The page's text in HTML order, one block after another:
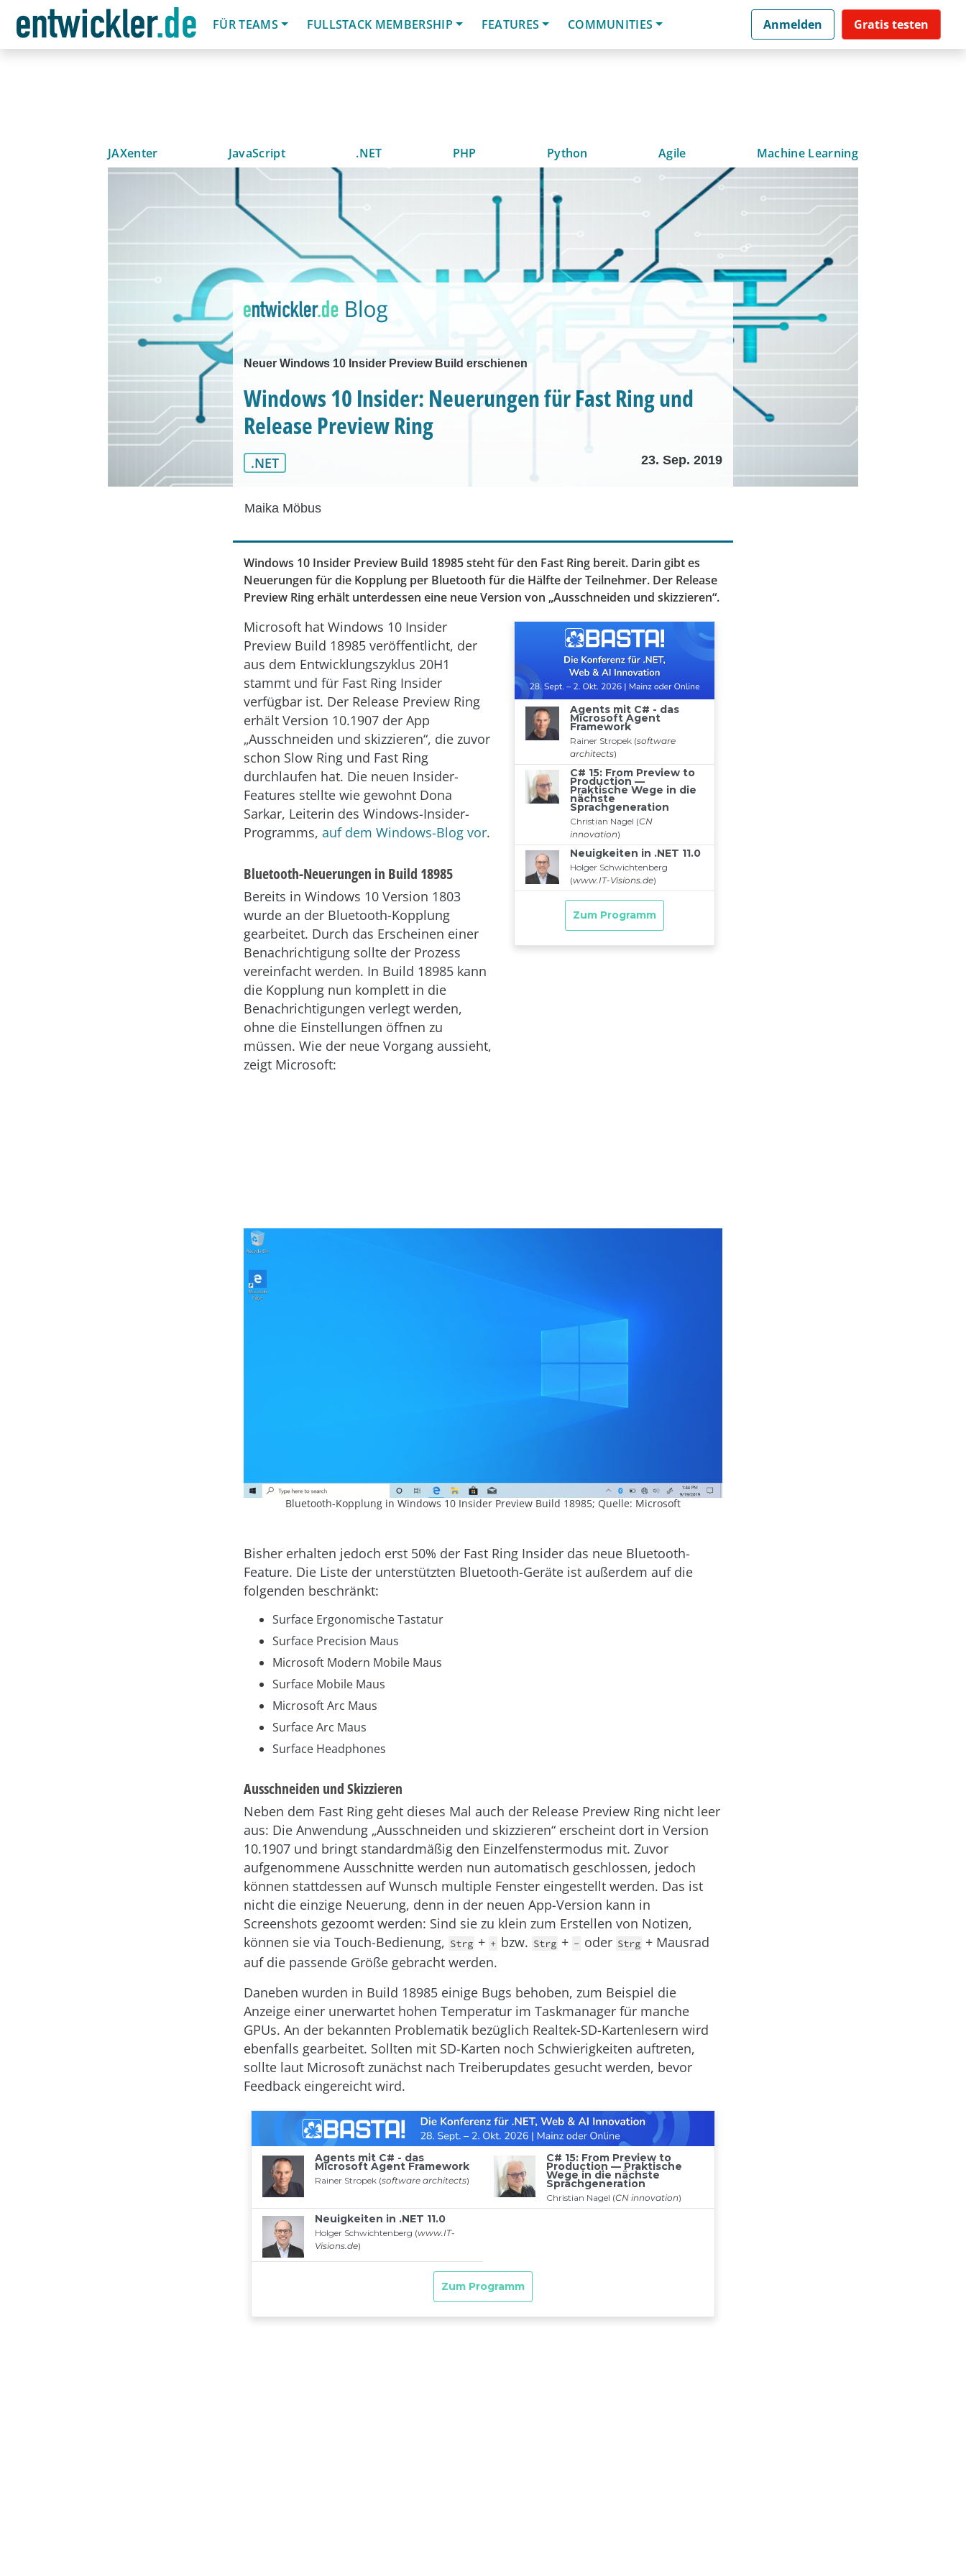
FÜR TEAMS
FULLSTACK MEMBERSHIP FEATURES COMMUNITIES Anmelden Gratis testen
JAXenter JavaScript .NET PHP Python Agile Machine Learning
Neuer Windows 10 Insider Preview Build erschienen
Windows 10 Insider: Neuerungen für Fast Ring und
Release Preview Ring
.NET 23. Sep. 2019
Maika Möbus
Windows 10 Insider Preview Build 18985 steht für den Fast Ring bereit. Darin gibt es
Neuerungen für die Kopplung per Bluetooth für die Hälfte der Teilnehmer. Der Release
Preview Ring erhält unterdessen eine neue Version von „Ausschneiden und skizzieren“.
Microsoft hat Windows 10 Insider
Preview Build 18985 veröffentlicht, der
aus dem Entwicklungszyklus 20H1
stammt und für Fast Ring Insider
verfügbar ist. Der Release Preview Ring
erhält Version 10.1907 der App
„Ausschneiden und skizzieren“, die zuvor
schon Slow Ring und Fast Ring
durchlaufen hat. Die neuen Insider-
Features stellte wie gewohnt Dona
Sarkar, Leiterin des Windows-Insider-
Programms, auf dem Windows-Blog vor.
Bluetooth-Neuerungen in Build 18985
Bereits in Windows 10 Version 1803
wurde an der Bluetooth-Kopplung
gearbeitet. Durch das Erscheinen einer
Benachrichtigung sollte der Prozess
vereinfacht werden. In Build 18985 kann
die Kopplung nun komplett in die
Benachrichtigungen verlegt werden,
ohne die Einstellungen öffnen zu
müssen. Wie der neue Vorgang aussieht,
zeigt Microsoft:
Bluetooth-Kopplung in Windows 10 Insider Preview Build 18985; Quelle: Microsoft
Bisher erhalten jedoch erst 50% der Fast Ring Insider das neue Bluetooth-
Feature. Die Liste der unterstützten Bluetooth-Geräte ist außerdem auf die
folgenden beschränkt:
Surface Ergonomische Tastatur
Surface Precision Maus
Microsoft Modern Mobile Maus
Surface Mobile Maus
Microsoft Arc Maus
Surface Arc Maus
Surface Headphones
Ausschneiden und Skizzieren
Neben dem Fast Ring geht dieses Mal auch der Release Preview Ring nicht leer
aus: Die Anwendung „Ausschneiden und skizzieren“ erscheint dort in Version
10.1907 und bringt standardmäßig den Einzelfenstermodus mit. Zuvor
aufgenommene Ausschnitte werden nun automatisch geschlossen, jedoch
können stattdessen auf Wunsch multiple Fenster eingestellt werden. Das ist
nicht die einzige Neuerung, denn in der neuen App-Version kann in
Screenshots gezoomt werden: Sind sie zu klein zum Erstellen von Notizen,
können sie via Touch-Bedienung, Strg + + bzw. Strg + - oder Strg + Mausrad
auf die passende Größe gebracht werden.
Daneben wurden in Build 18985 einige Bugs behoben, zum Beispiel die
Anzeige einer unerwartet hohen Temperatur im Taskmanager für manche
GPUs. An der bekannten Problematik bezüglich Realtek-SD-Kartenlesern wird
ebenfalls gearbeitet. Sollten mit SD-Karten noch Schwierigkeiten auftreten,
sollte laut Microsoft zunächst nach Treiberupdates gesucht werden, bevor
Feedback eingereicht wird.